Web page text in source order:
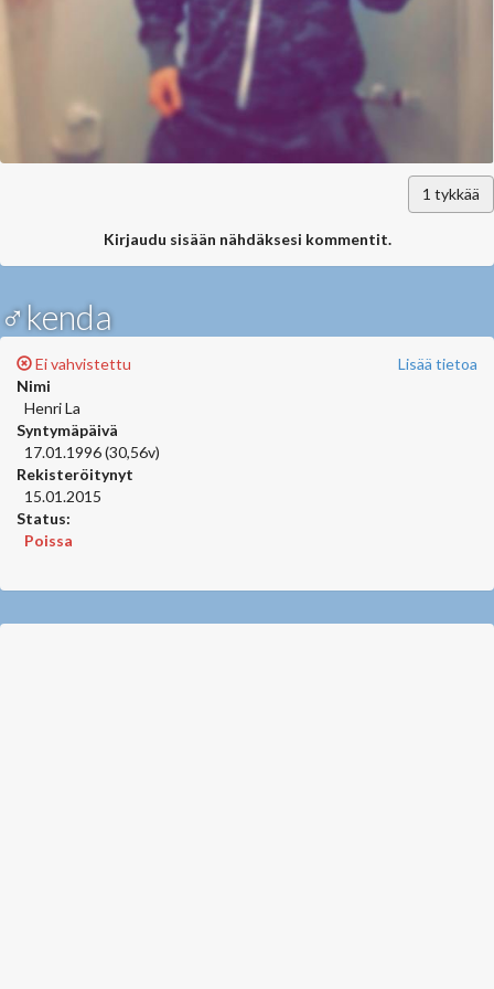
1 tykkää
Kirjaudu sisään nähdäksesi kommentit.
♂kenda
Lisää tietoa
Ei vahvistettu
Nimi
Henri La
Syntymäpäivä
17.01.1996 (30,56v)
Rekisteröitynyt
15.01.2015
Status:
Poissa